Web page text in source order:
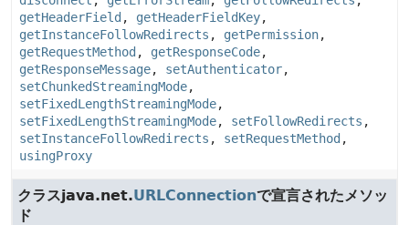
getHeaderField , getHeaderFieldKey,
getInstanceFollowRedirects , getPermission,
getRequestMethod , getResponseCode,
getResponseMessage, setAuthenticator,
setChunkedStreamingMode,
setFixedLengthStreamingMode,
setFixedLengthStreamingMode, setFollowRedirects ,
setInstanceFollowRedirects , setRequestMethod ,
usingProxy
クラスjava.net.URLConnectionで宣言されたメソッ
ド